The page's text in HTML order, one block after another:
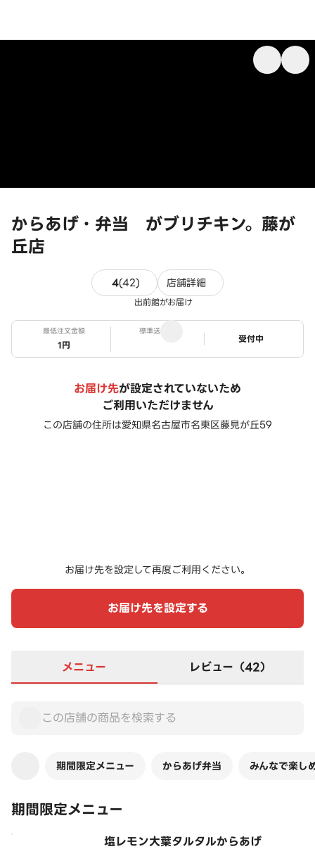
からあげ・弁当 がブリチキン。藤が
丘店
4(42) 42件のレビュー
店舗詳細
出前館がお届け
最低注文金額
1円
標準送料
ステータス
受付中
お届け先が設定されていないため
ご利用いただけません
この店舗の住所は愛知県名古屋市名東区藤見が丘59
お届け先を設定して再度ご利用ください。
お届け先を設定する
メニュー レビュー（42）
期間限定メニュー からあげ弁当 みんなで楽し
期間限定メニュー
塩レモン大葉タルタルからあげ